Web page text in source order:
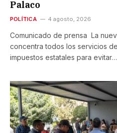
Palaco
POLÍTICA 4 agosto, 2026
Comunicado de prensa La
concentra todos los servicios
impuestos estatales para evitar…